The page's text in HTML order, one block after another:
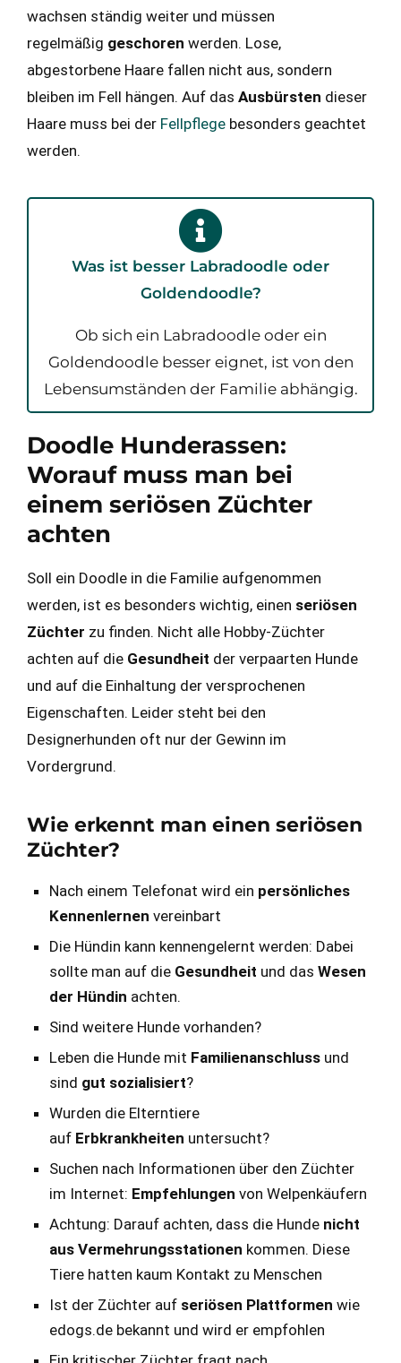
wachsen ständig weiter und müssen
regelmäßig geschoren werden. Lose,
abgestorbene Haare fallen nicht aus, sondern
bleiben im Fell hängen. Auf das Ausbürsten dieser
Haare muss bei der Fellpflege besonders geachtet
werden.
Was ist besser Labradoodle oder
Goldendoodle?
Ob sich ein Labradoodle oder ein
Goldendoodle besser eignet, ist von den
Lebensumständen der Familie abhängig.​
Doodle Hunderassen:
Worauf muss man bei
einem seriösen Züchter
achten
Soll ein Doodle in die Familie aufgenommen
werden, ist es besonders wichtig, einen seriösen
Züchter zu finden. Nicht alle Hobby-Züchter
achten auf die Gesundheit der verpaarten Hunde
und auf die Einhaltung der versprochenen
Eigenschaften. Leider steht bei den
Designerhunden oft nur der Gewinn im
Vordergrund.
Wie erkennt man einen seriösen
Züchter?
Nach einem Telefonat wird ein persönliches
Kennenlernen vereinbart
Die Hündin kann kennengelernt werden: Dabei
sollte man auf die Gesundheit und das Wesen
der Hündin achten.
Sind weitere Hunde vorhanden?
Leben die Hunde mit Familienanschluss und
sind gut sozialisiert?
Wurden die Elterntiere
auf Erbkrankheiten untersucht?
Suchen nach Informationen über den Züchter
im Internet: Empfehlungen von Welpenkäufern
Achtung: Darauf achten, dass die Hunde nicht
aus Vermehrungsstationen kommen. Diese
Tiere hatten kaum Kontakt zu Menschen
Ist der Züchter auf seriösen Plattformen wie
edogs.de bekannt und wird er empfohlen